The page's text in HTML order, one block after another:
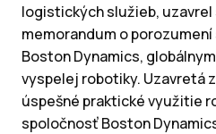
logistických služieb,
memorandum o
Boston Dynamics,
vyspelej robotiky. Uzavretá
úspešné praktické využitie
spoločnosť Boston